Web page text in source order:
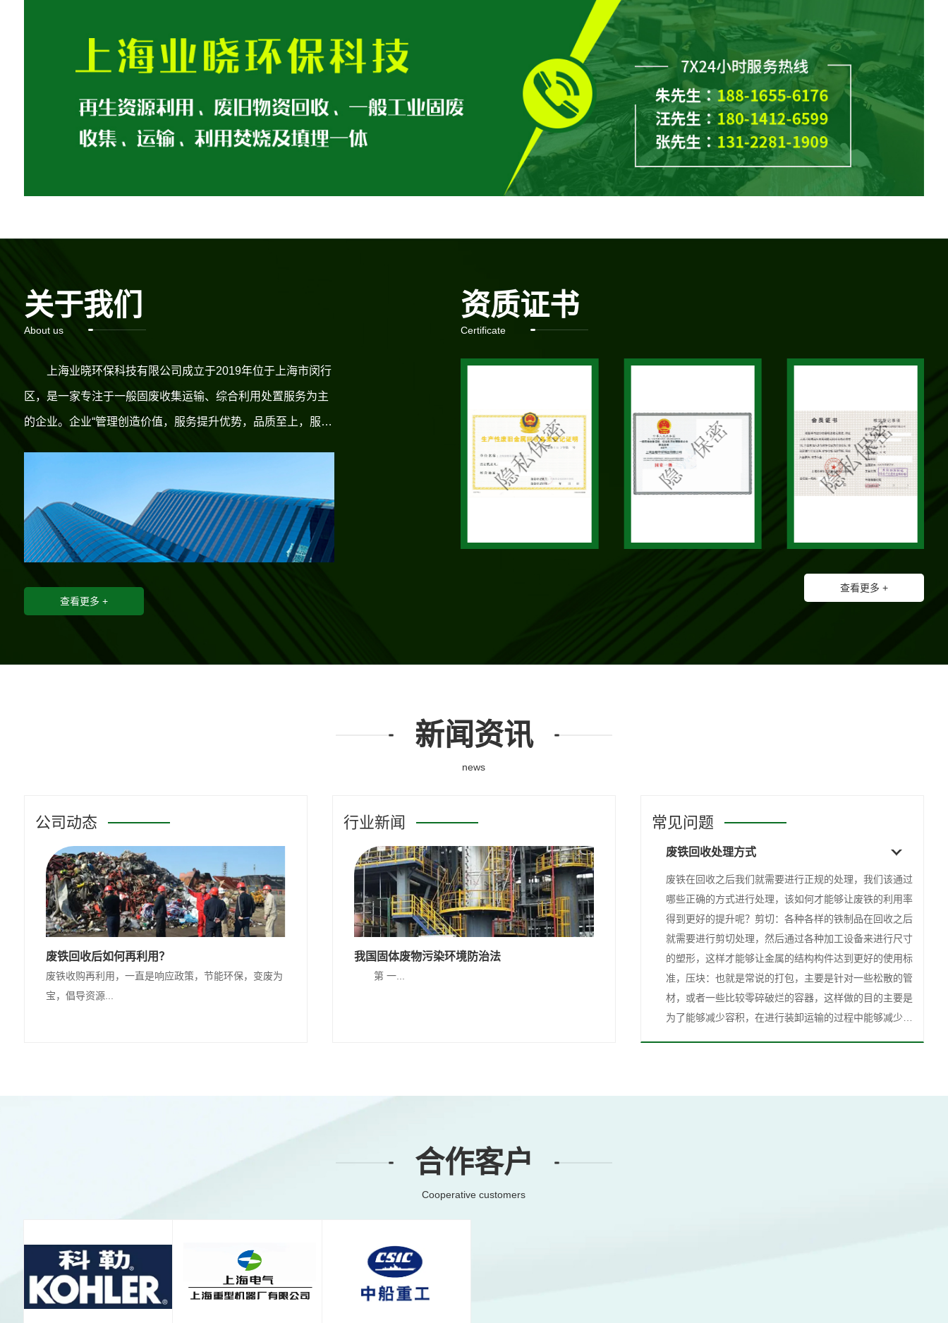
关于我们
About us
上海业晓环保科技有限公司成立于2019年位于上海市闵行
区，是一家专注于一般固废收集运输、综合利用处置服务为主
的企业。企业“管理创造价值，服务提升优势，品质至上，服务
户至上、以质兴业、以优取胜”的经营宗旨，不断与合作伙伴一
同前行。
出台例如一般固体废物跨省转移利用备案。自2020年9月实施
开始我公司也积极响应帮助企业落实相关备案、运输及利用。
得到了相关企业的一致好评。
企业发展理念：稳定、发展、改革、创新、始终坚持以人
才为本、诚信立业的经营原则。
查看更多 +
资质证书
Certificate
查看更多 +
新闻资讯
news
公司动态
废铁回收后如何再利用？
废铁收购再利用，一直是响应政策，节能环保，变废为
宝，倡导资源...
行业新闻
我国固体废物污染环境防治法
第 一...
常见问题
废铁回收处理方式
废铁在回收之后我们就需要进行正规的处理，我们该通过
哪些正确的方式进行处理，该如何才能够让废铁的利用率
得到更好的提升呢？剪切：各种各样的铁制品在回收之后
就需要进行剪切处理，然后通过各种加工设备来进行尺寸
的塑形，这样才能够让金属的结构构件达到更好的使用标
准，压块：也就是常说的打包，主要是针对一些松散的管
材，或者一些比较零碎破烂的容器，这样做的目的主要是
为了能够减少容积，在进行装卸运输的过程中能够减少压
合作客户
Cooperative customers